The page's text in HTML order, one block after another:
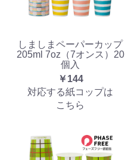
しましまペーパーカップ
205ml 7oz（7オンス）20
個入
￥144
対応する紙コップは
こちら